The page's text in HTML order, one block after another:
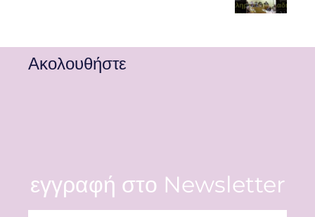
Ακολουθήστε
εγγραφή στο Newsletter